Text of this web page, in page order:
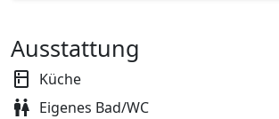
Ausstattung
Küche
Eigenes Bad/WC